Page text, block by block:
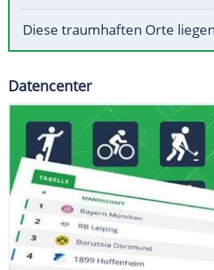
Diese traumhaften Orte
Datencenter